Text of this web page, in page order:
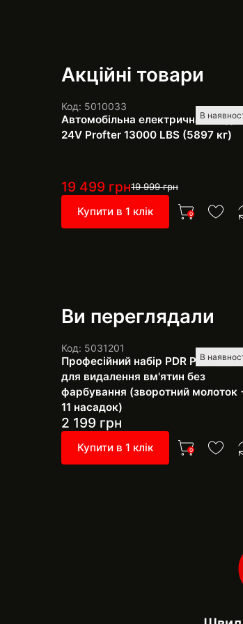
Акційні товари
В
Код: 5010033
Автомобільна електрична
24V Profter 13000 LBS (5897 кг)
19 499 грн19 999грн
Купити в 1 клік 0
Ви переглядали
В
Код: 5031201
Професійний набір PDR Pro SH-4
для видалення вм'ятин без
фарбування (зворотний молоток
11 насадок)
2 199 грн
Купити в 1 клік 0